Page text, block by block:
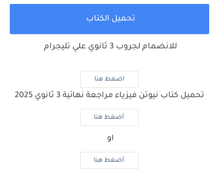
تحميل الكتاب
للانضمام لجروب 3 ثانوي علي تليجرام
اضغط هنا
تحميل كتاب نيوتن فيزياء مراجعة نهائية 3 ثانوي 2025
أضغط هنا
او
أضغط هنا